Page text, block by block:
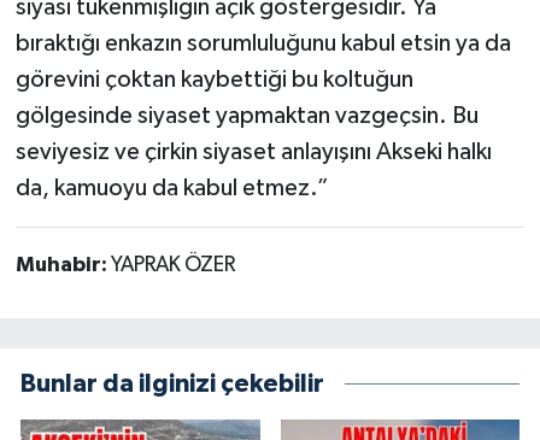
siyasi tükenmişliğin açık göstergesidir. Ya
bıraktığı enkazın sorumluluğunu kabul etsin ya da
görevini çoktan kaybettiği bu koltuğun
gölgesinde siyaset yapmaktan vazgeçsin. Bu
seviyesiz ve çirkin siyaset anlayışını Akseki halkı
da, kamuoyu da kabul etmez.”
Muhabir: YAPRAK ÖZER
Bunlar da ilginizi çekebilir